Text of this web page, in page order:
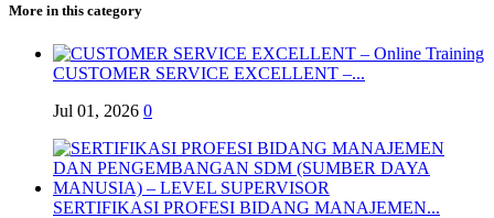
More in this category
CUSTOMER SERVICE EXCELLENT –...
Jul 01, 2026 0
SERTIFIKASI PROFESI BIDANG MANAJEMEN...